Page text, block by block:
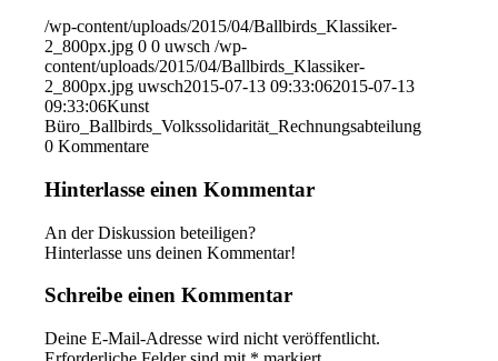
/wp-content/uploads/2015/04/Ballbirds_Klassiker-
2_800px.jpg 0 0 uwsch /wp-
content/uploads/2015/04/Ballbirds_Klassiker-
2_800px.jpg uwsch2015-07-13 09:33:062015-07-13
09:33:06Kunst
Büro_Ballbirds_Volkssolidarität_Rechnungsabteilung
0 Kommentare
Hinterlasse einen Kommentar
An der Diskussion beteiligen?
Hinterlasse uns deinen Kommentar!
Schreibe einen Kommentar
Deine E-Mail-Adresse wird nicht veröffentlicht.